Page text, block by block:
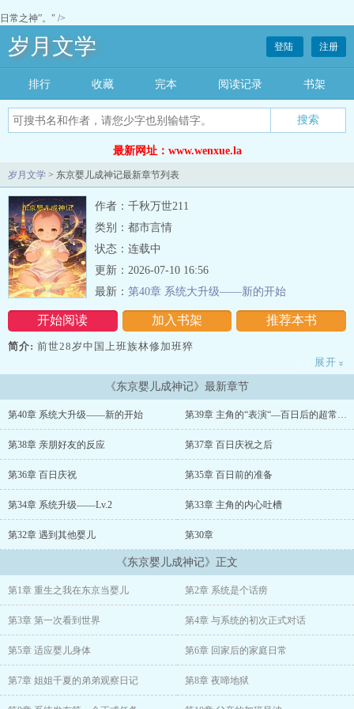
日常之神”。" />
岁月文学 登陆 注册
排行 收藏 完本 阅读记录 书架
最新网址：www.wenxue.la
岁月文学 > 东京婴儿成神记最新章节列表
作者：千秋万世211
类别：都市言情
状态：连载中
开始阅读 加入书架 推荐本书
更新：2026-07-10 16:56
最新： 第40章 系统大升级——新的开始
简介: 前世28岁中国上班族林修加班猝
死后，穿越到日本东京成为樱庭家的新生
儿，拥有成年人思想却困在婴儿身体里。绑
定了一个毒舌中二的【坑爹成长系统】，从
此开始了搞笑与冒险并存的成长之路——从
婴儿翻身到幼儿园称霸，从小学跳级到灵异
除灵，最终面对虚无之主，选择成为"守护
展开 »
《东京婴儿成神记》最新章节
第40章 系统大升级——新的开始 第39章 主角的“表演“—百日后的超常反应
第38章 亲朋好友的反应 第37章 百日庆祝之后
第36章 百日庆祝 第35章 百日前的准备
第34章 系统升级——Lv.2 第33章 主角的内心吐槽
第32章 遇到其他婴儿 第30章
《东京婴儿成神记》正文
第1章 重生之我在东京当婴儿 第2章 系统是个话痨
第3章 第一次看到世界 第4章 与系统的初次正式对话
第5章 适应婴儿身体 第6章 回家后的家庭日常
第7章 姐姐千夏的弟弟观察日记 第8章 夜啼地狱